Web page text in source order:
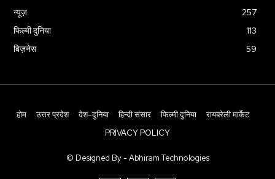
न्यूज़
257
फिल्मी दुनिया
113
बिज़नेस
59
होम उत्तर प्रदेश देश-दुनिया हिन्दी संसार फिल्मी दुनिया
रायबरेली मार्केट
PRIVACY POLICY
© Designed By - Abhiram Technologies